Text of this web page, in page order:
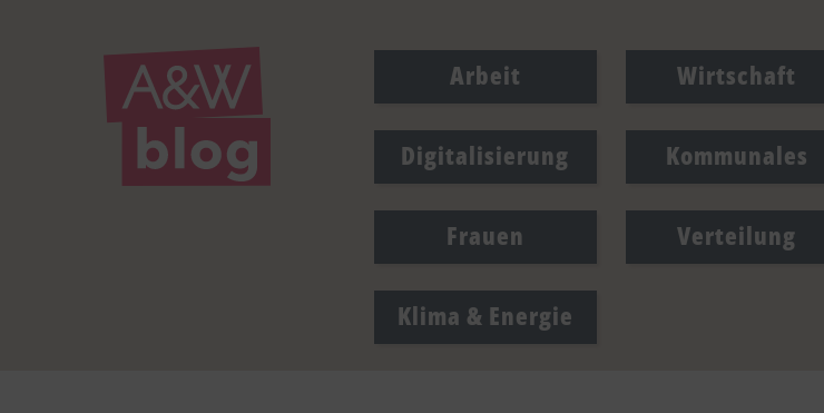
Arbeit Wirtschaft
Digitalisierung Kommunales
Frauen Verteilung
Klima & Energie